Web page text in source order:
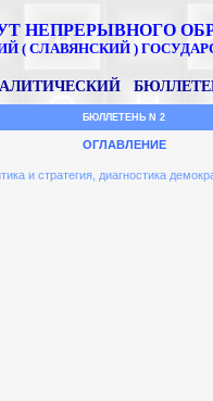
НЕПРЕРЫВНОГО
( СЛАВЯНСКИЙ )
БЮЛЛЕТЕНЬ N 2
ОГЛАВЛЕНИЕ
и стратегия, диагностика